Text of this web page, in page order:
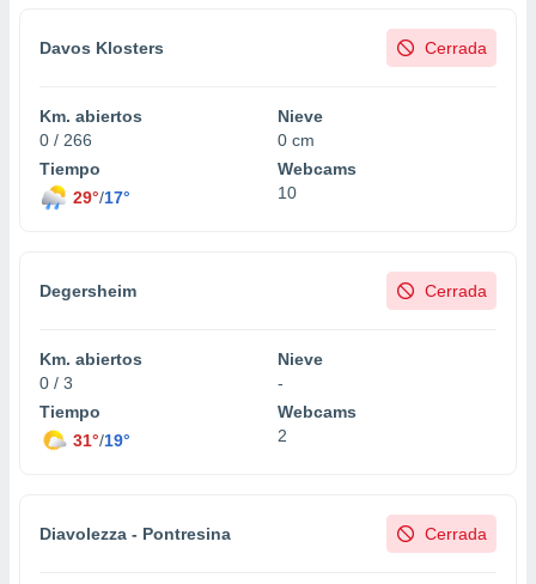
Davos Klosters Cerrada
Km. abiertos
0 / 266
Nieve
0 cm
Tiempo
29°/17°
Webcams
10
Degersheim Cerrada
Km. abiertos
0 / 3
Nieve
-
Tiempo
31°/19°
Webcams
2
Diavolezza - Pontresina Cerrada